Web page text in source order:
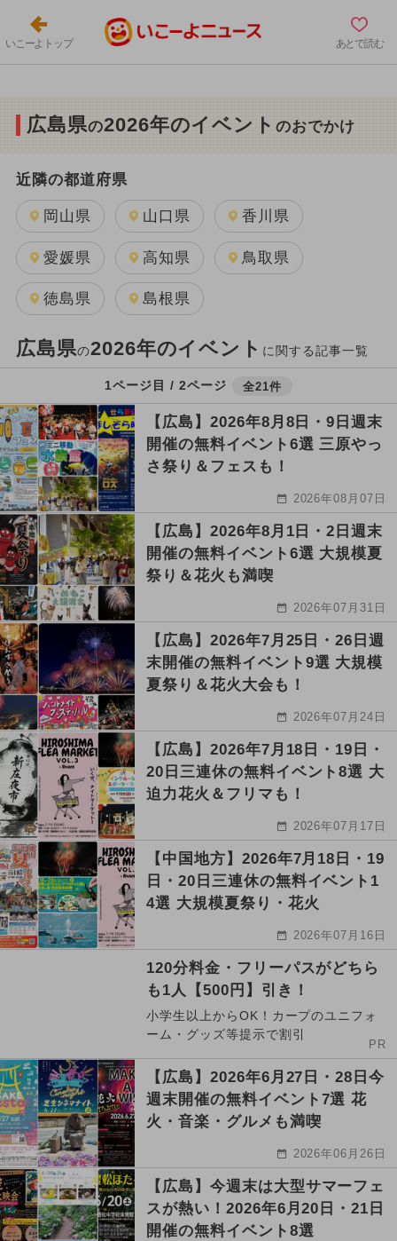
いこーよトップ あとで読む
広島県の2026年のイベントのおでかけ
近隣の都道府県
岡山県 山口県 香川県
愛媛県 高知県 鳥取県
徳島県 島根県
広島県の2026年のイベント に関する記事一覧
1ページ目 / 2ページ 全21件
【広島】2026年8月8日・9日週末
開催の無料イベント6選 三原やっ
さ祭り＆フェスも！
2026年08月07日
【広島】2026年8月1日・2日週末
開催の無料イベント6選 大規模夏
祭り＆花火も満喫
2026年07月31日
【広島】2026年7月25日・26日週
末開催の無料イベント9選 大規模
夏祭り＆花火大会も！
2026年07月24日
【広島】2026年7月18日・19日・
20日三連休の無料イベント8選 大
迫力花火＆フリマも！
2026年07月17日
【中国地方】2026年7月18日・19
日・20日三連休の無料イベント1
4選 大規模夏祭り・花火
2026年07月16日
120分料金・フリーパスがどちら
も1人【500円】引き！
小学生以上からOK！カープのユニフォ
ーム・グッズ等提示で割引
PR
【広島】2026年6月27日・28日今
週末開催の無料イベント7選 花
火・音楽・グルメも満喫
2026年06月26日
【広島】今週末は大型サマーフェ
スが熱い！2026年6月20日・21日
開催の無料イベント8選